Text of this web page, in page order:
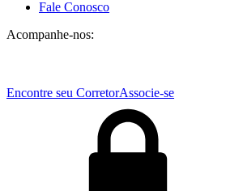
Fale Conosco
Acompanhe-nos:
Encontre seu CorretorAssocie-se